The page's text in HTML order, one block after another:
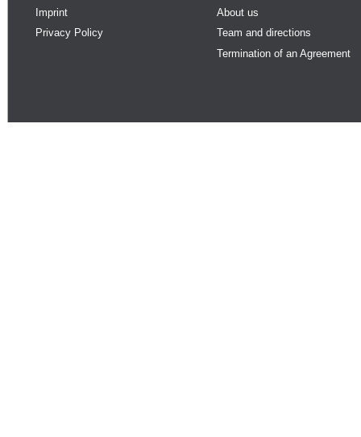
Imprint
Privacy Policy
About us
Team and directions
Termination of an Agreement